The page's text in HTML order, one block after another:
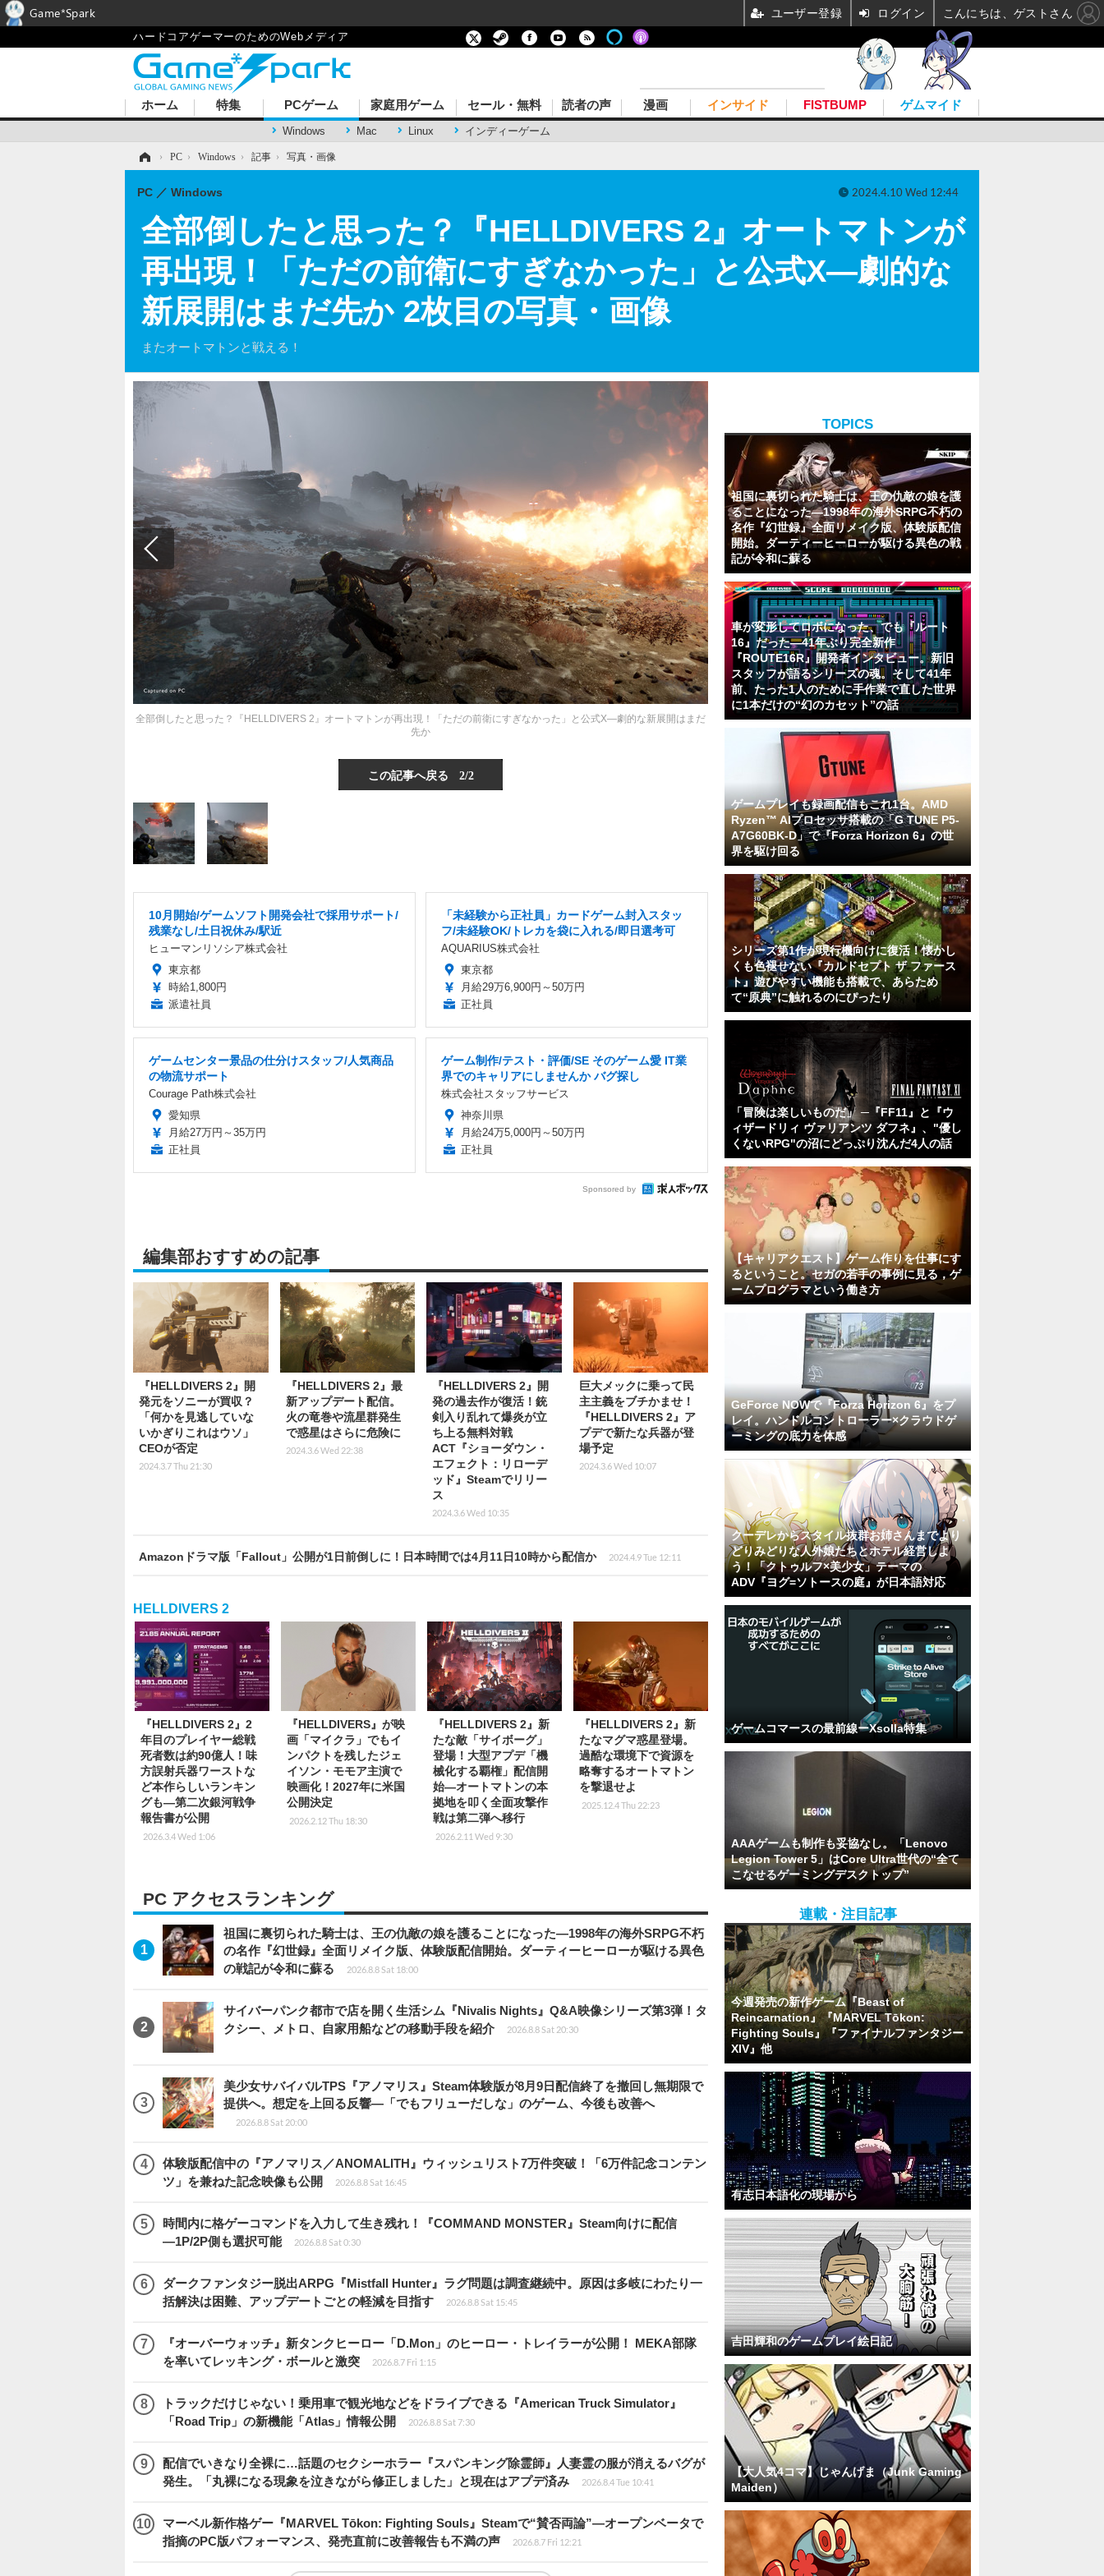
ハードコアゲーマーのためのWebメディア
ホーム 特集 PCゲーム
Windows Mac Linux インディーゲーム
家庭用ゲーム セール・無料 読者の声 漫画 インサイド FISTBUMP ゲムマイド
› PC › Windows › 記事 › 写真・画像
全部倒したと思った？『HELLDIVERS 2』オートマトンが
再出現！「ただの前衛にすぎなかった」と公式X―劇的な
新展開はまだ先か 2枚目の写真・画像
またオートマトンと戦える！
PC Windows 2024.4.10 Wed 12:44
全部倒したと思った？『HELLDIVERS 2』オートマトンが再出現！「ただの前衛にすぎなかった」と公式X―劇的な新展開はまだ
先か
この記事へ戻る 2/2
10月開始/ゲームソフト開発会社で採用サポート/
残業なし/土日祝休み/駅近
ヒューマンリソシア株式会社
東京都
時給1,800円
派遣社員
「未経験から正社員」カードゲーム封入スタッ
フ/未経験OK/トレカを袋に入れる/即日選考可
AQUARIUS株式会社
東京都
月給29万6,900円～50万円
正社員
ゲームセンター景品の仕分けスタッフ/人気商品
の物流サポート
Courage Path株式会社
愛知県
月給27万円～35万円
正社員
ゲーム制作/テスト・評価/SE そのゲーム愛 IT業
界でのキャリアにしませんか バグ探し
株式会社スタッフサービス
神奈川県
月給24万5,000円～50万円
正社員
Sponsored by
編集部おすすめの記事
『HELLDIVERS 2』開
発元をソニーが買収？
「何かを見逃していな
いかぎりこれはウソ」
CEOが否定
2024.3.7 Thu 21:30
『HELLDIVERS 2』最
新アップデート配信。
火の竜巻や流星群発生
で惑星はさらに危険に
2024.3.6 Wed 22:38
『HELLDIVERS 2』開
発の過去作が復活！銃
剣入り乱れて爆炎が立
ち上る無料対戦
ACT『ショーダウン・
エフェクト：リローデ
ッド』Steamでリリー
ス
2024.3.6 Wed 10:35
巨大メックに乗って民
主主義をブチかませ！
『HELLDIVERS 2』ア
プデで新たな兵器が登
場予定
2024.3.6 Wed 10:07
Amazonドラマ版「Fallout」公開が1日前倒しに！日本時間では4月11日10時から配信か 2024.4.9 Tue 12:11
HELLDIVERS 2
『HELLDIVERS 2』2
年目のプレイヤー総戦
死者数は約90億人！味
方誤射兵器ワーストな
ど本作らしいランキン
グも―第二次銀河戦争
報告書が公開
2026.3.4 Wed 1:06
『HELLDIVERS』が映
画「マイクラ」でもイ
ンパクトを残したジェ
イソン・モモア主演で
映画化！2027年に米国
公開決定
2026.2.12 Thu 18:30
『HELLDIVERS 2』新
たな敵「サイボーグ」
登場！大型アプデ「機
械化する覇権」配信開
始―オートマトンの本
拠地を叩く全面攻撃作
戦は第二弾へ移行
2026.2.11 Wed 9:30
『HELLDIVERS 2』新
たなマグマ惑星登場。
過酷な環境下で資源を
略奪するオートマトン
を撃退せよ
2025.12.4 Thu 22:23
PC アクセスランキング
祖国に裏切られた騎士は、王の仇敵の娘を護ることになった―1998年の海外SRPG不朽
の名作『幻世録』全面リメイク版、体験版配信開始。ダーティーヒーローが駆ける異色
の戦記が令和に蘇る
2026.8.8 Sat 18:00
サイバーパンク都市で店を開く生活シム『Nivalis Nights』Q&A映像シリーズ第3弾！タ
クシー、メトロ、自家用船などの移動手段を紹介
2026.8.8 Sat 20:30
美少女サバイバルTPS『アノマリス』Steam体験版が8月9日配信終了を撤回し無期限で
提供へ。想定を上回る反響―「でもフリューだしな」のゲーム、今後も改善へ
2026.8.8 Sat 20:00
体験版配信中の『アノマリス／ANOMALITH』ウィッシュリスト7万件突破！「6万件記念コンテン
ツ」を兼ねた記念映像も公開
2026.8.8 Sat 16:45
時間内に格ゲーコマンドを入力して生き残れ！『COMMAND MONSTER』Steam向けに配信
―1P/2P側も選択可能
2026.8.8 Sat 0:30
ダークファンタジー脱出ARPG『Mistfall Hunter』ラグ問題は調査継続中。原因は多岐にわたり一
括解決は困難、アップデートごとの軽減を目指す
2026.8.8 Sat 15:45
『オーバーウォッチ』新タンクヒーロー「D.Mon」のヒーロー・トレイラーが公開！ MEKA部隊
を率いてレッキング・ボールと激突
2026.8.7 Fri 1:15
トラックだけじゃない！乗用車で観光地などをドライブできる『American Truck Simulator』
「Road Trip」の新機能「Atlas」情報公開
2026.8.8 Sat 7:30
配信でいきなり全裸に…話題のセクシーホラー『スパンキング除霊師』人妻霊の服が消えるバグが
発生。「丸裸になる現象を泣きながら修正しました」と現在はアプデ済み
2026.8.4 Tue 10:41
マーベル新作格ゲー『MARVEL Tōkon: Fighting Souls』Steamで“賛否両論”―オープンベータで
指摘のPC版パフォーマンス、発売直前に改善報告も不満の声
2026.8.7 Fri 12:21
TOPICS
祖国に裏切られた騎士は、王の仇敵の娘を護
ることになった―1998年の海外SRPG不朽の
名作『幻世録』全面リメイク版、体験版配信
開始。ダーティーヒーローが駆ける異色の戦
記が令和に蘇る
車が変形してロボになった、でも『ルート
16』だった―41年ぶり完全新作
『ROUTE16R』開発者インタビュー。新旧
スタッフが語るシリーズの魂。そして41年
前、たった1人のために手作業で直した世界
に1本だけの“幻のカセット”の話
ゲームプレイも録画配信もこれ1台。AMD
Ryzen™ AIプロセッサ搭載の「G TUNE P5-
A7G60BK-D」で『Forza Horizon 6』の世
界を駆け回る
シリーズ第1作が現行機向けに復活！懐かし
くも色褪せない『カルドセプト ザ ファース
ト』遊びやすい機能も搭載で、あらため
て“原典”に触れるのにぴったり
「冒険は楽しいものだ」 ─『FF11』と『ウ
ィザードリィ ヴァリアンツ ダフネ』、"優し
くないRPG"の沼にどっぷり沈んだ4人の話
【キャリアクエスト】ゲーム作りを仕事にす
るということ。セガの若手の事例に見る，ゲ
ームプログラマという働き方
GeForce NOWで『Forza Horizon 6』をプ
レイ。ハンドルコントローラー×クラウドゲ
ーミングの底力を体感
クーデレからスタイル抜群お姉さんまでより
どりみどりな人外娘たちとホテル経営しよ
う！「クトゥルフ×美少女」テーマの
ADV『ヨグ=ソトースの庭』が日本語対応
ゲームコマースの最前線ーXsolla特集
AAAゲームも制作も妥協なし。「Lenovo
Legion Tower 5」はCore Ultra世代の“全て
こなせるゲーミングデスクトップ”
連載・注目記事
今週発売の新作ゲーム『Beast of
Reincarnation』『MARVEL Tōkon:
Fighting Souls』『ファイナルファンタジー
XIV』他
有志日本語化の現場から
吉田輝和のゲームプレイ絵日記
【大人気4コマ】じゃんげま（Junk Gaming
Maiden）
Game*Spark ユーザー登録 ログイン こんにちは、ゲストさん